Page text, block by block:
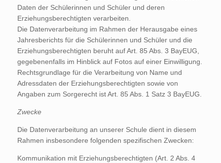
Daten der Schülerinnen und Schüler und deren
Erziehungsberechtigten verarbeiten.
Die Datenverarbeitung im Rahmen der Herausgabe eines
Jahresberichts für die Schülerinnen und Schüler und die
Erziehungsberechtigten beruht auf Art. 85 Abs. 3 BayEUG,
gegebenenfalls im Hinblick auf Fotos auf einer Einwilligung.
Rechtsgrundlage für die Verarbeitung von Name und
Adressdaten der Erziehungsberechtigten sowie von
Angaben zum Sorgerecht ist Art. 85 Abs. 1 Satz 3 BayEUG.
Zwecke
Die Datenverarbeitung an unserer Schule dient in diesem
Rahmen insbesondere folgenden spezifischen Zwecken:
Kommunikation mit Erziehungsberechtigten (Art. 2 Abs. 4